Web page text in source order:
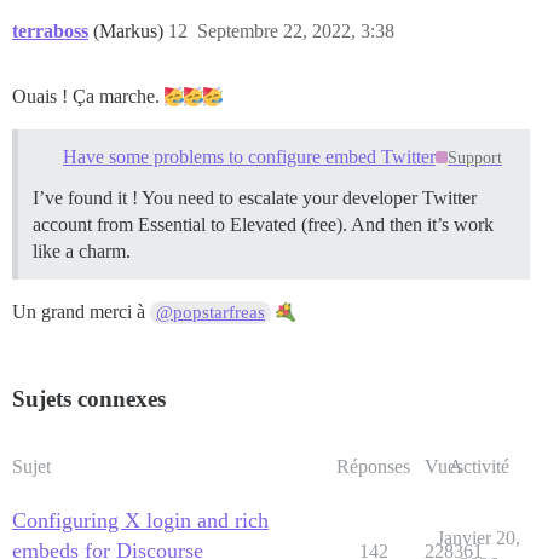
terraboss (Markus) Septembre 22, 2022, 3:38
12
Ouais ! Ça marche.
Have some problems to configure embed Twitter Support
I’ve found it ! You need to escalate your developer Twitter
account from Essential to Elevated (free). And then it’s work
like a charm.
Un grand merci à @popstarfreas
Sujets connexes
Sujet Réponses VuesActivité
Configuring X login and rich
embeds for Discourse
142 228361
Janvier 20,